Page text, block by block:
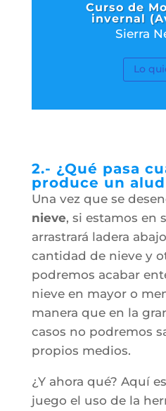
Curso de
invernal
Sierra
Lo
2.- ¿Qué pasa
produce un
Una vez que se
nieve, si estamos en
arrastrará ladera
cantidad de nieve y
podremos acabar
nieve en mayor o
manera que en la
casos no podremos
propios medios.
¿Y ahora qué? Aquí
juego el uso de la